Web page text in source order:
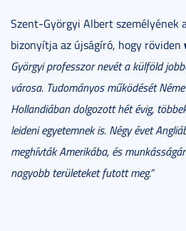
Szent-Györgyi Albert személyének
bizonyítja az újságíró, hogy röviden
Györgyi professzor nevét a külföld
városa. Tudományos működését
Hollandiában dolgozott hét évig,
leideni egyetemnek is. Négy évet
meghívták Amerikába, és
nagyobb területeket futott meg.”